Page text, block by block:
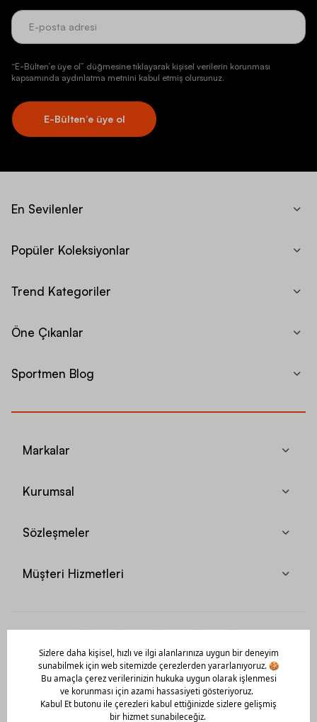
“E-Bülten’e üye ol” düğmesine tıklayarak kişisel verilerin korunması
kapsamında aydınlatma metnini kabul etmiş olursunuz.
E-Bülten’e üye ol
En Sevilenler
Popüler Koleksiyonlar
Trend Kategoriler
Öne Çıkanlar
Sportmen Blog
Markalar
Kurumsal
Sözleşmeler
Müşteri Hizmetleri
Mobil Uygulamamızı Hemen İndir!